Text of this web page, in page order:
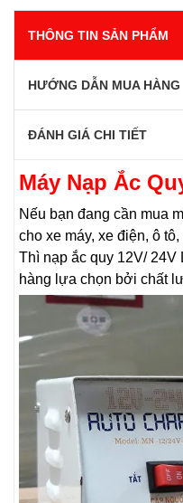
THÔNG TIN SẢN PHẨM
HƯỚNG DẪN MUA HÀNG
ĐÁNH GIÁ CHI TIẾT
Máy Nạp Ắc
Nếu bạn đang cần mua
cho xe máy, xe điện, ô
Thì nạp ắc quy 12V/
hàng lựa chọn bởi chất